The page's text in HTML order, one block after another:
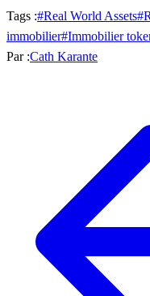
Tags :#Real World Assets#
immobilier#Immobilier
Par :Cath Karante